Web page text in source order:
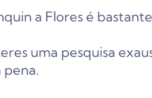
a Flores é
uma pesquisa
pena.